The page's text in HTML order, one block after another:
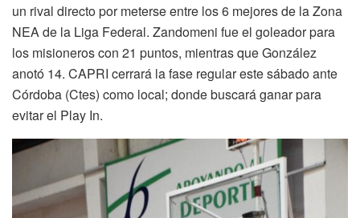
un rival directo por meterse entre los 6 mejores de la Zona
NEA de la Liga Federal. Zandomeni fue el goleador para
los misioneros con 21 puntos, mientras que González
anotó 14. CAPRI cerrará la fase regular este sábado ante
Córdoba (Ctes) como local; donde buscará ganar para
evitar el Play In.